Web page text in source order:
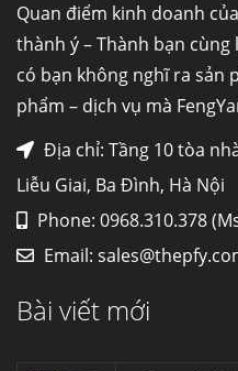
Quan điểm kinh doanh
thành ý – Thành bạn cùng
có bạn không nghĩ ra sản
phẩm – dịch vụ mà
Địa chỉ: Tầng 10 tòa
Liễu Giai, Ba Đình, Hà Nội
Phone: 0968.310.378
Email:
Bài viết mới
Hợp kim
nhiệt,...
Mua inox ở
Inox (thép
LỰA CHỌN
Hợp kim